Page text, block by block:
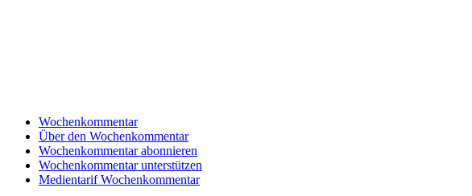
Wochenkommentar
Über den Wochenkommentar
Wochenkommentar abonnieren
Wochenkommentar unterstützen
Medientarif Wochenkommentar